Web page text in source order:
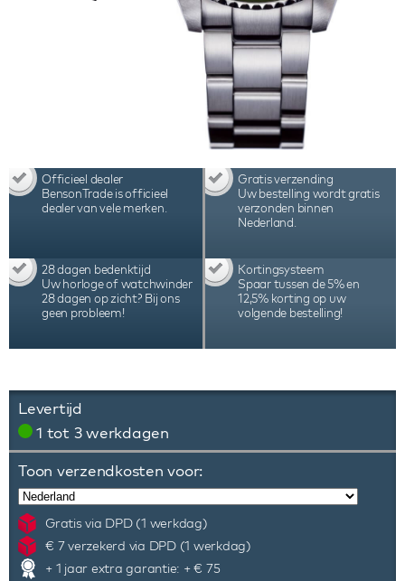
Officieel dealer
BensonTrade is officieel
dealer van vele merken.
Gratis verzending
Uw bestelling wordt gratis
verzonden binnen
Nederland.
28 dagen bedenktijd
Uw horloge of watchwinder
28 dagen op zicht? Bij ons
geen probleem!
Kortingsysteem
Spaar tussen de 5% en
12,5% korting op uw
volgende bestelling!
Levertijd
1 tot 3 werkdagen
Toon verzendkosten voor:
Gratis via DPD (1 werkdag)
€ 7 verzekerd via DPD (1 werkdag)
+ 1 jaar extra garantie: + € 75